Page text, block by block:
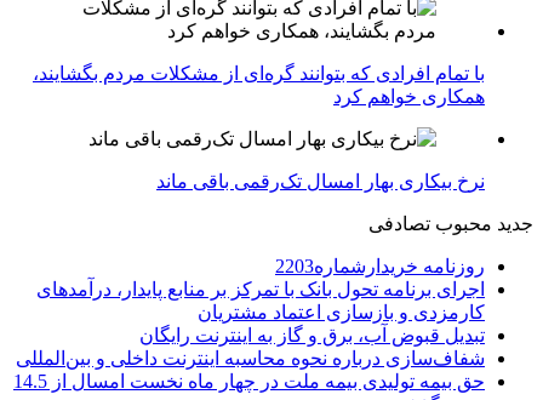
با تمام افرادی که بتوانند گره‌ای از مشکلات مردم بگشایند،
همکاری خواهم کرد
نرخ بیکاری بهار امسال تک‌رقمی باقی ماند
جدید محبوب تصادفی
روزنامه خریدارشماره2203
اجرای برنامه تحول بانک با تمرکز بر منابع پایدار، درآمدهای
کارمزدی و بازسازی اعتماد مشتریان
تبدیل قبوض آب، برق و گاز به اینترنت رایگان
شفاف‌سازی درباره نحوه محاسبه اینترنت داخلی و بین‌المللی
حق بیمه تولیدی بیمه ملت در چهار ماه نخست امسال از 14.5